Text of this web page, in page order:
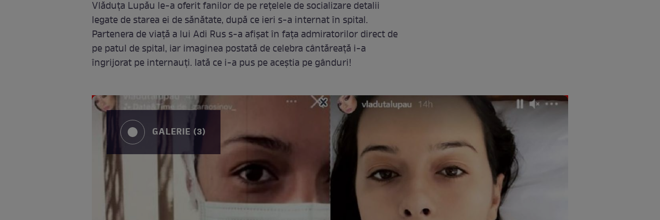
Vlăduța Lupău le-a oferit fanilor de pe rețelele de socializare detalii
legate de starea ei de sănătate, după ce ieri s-a internat în spital.
Partenera de viață a lui Adi Rus s-a afișat în fața admiratorilor direct de
pe patul de spital, iar imaginea postată de celebra cântăreață i-a
îngrijorat pe internauți. Iată ce i-a pus pe aceștia pe gânduri!
GALERIE (3)